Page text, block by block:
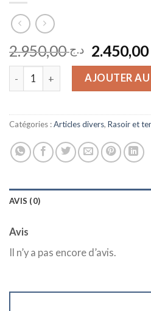
د.ج2.950,00
Le
prix
initial
était :
2.450,00
quantité de Tondeuse Kemei
AJOUTER AU
Catégories :Articles divers, Rasoir et
AVIS (0)
Avis
Il n’y a pas encore d’avis.